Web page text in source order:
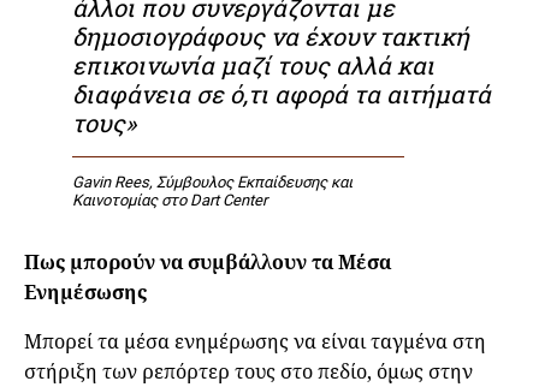
άλλοι που συνεργάζονται με
δημοσιογράφους να έχουν τακτική
επικοινωνία μαζί τους αλλά και
διαφάνεια σε ό,τι αφορά τα αιτήματά
τους»
Gavin Rees, Σύμβουλος Εκπαίδευσης και
Καινοτομίας στο Dart Center
Πως μπορούν να συμβάλλουν τα Μέσα
Ενημέσωσης
Μπορεί τα μέσα ενημέρωσης να είναι ταγμένα στη
στήριξη των ρεπόρτερ τους στο πεδίο, όμως στην